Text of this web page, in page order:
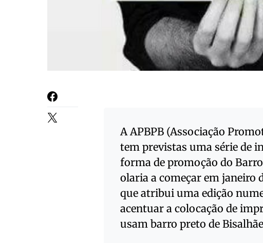
A APBPB (Associação
tem previstas uma série de
forma de promoção do
olaria a começar em janeiro
que atribui uma edição
acentuar a colocação de
usam barro preto de